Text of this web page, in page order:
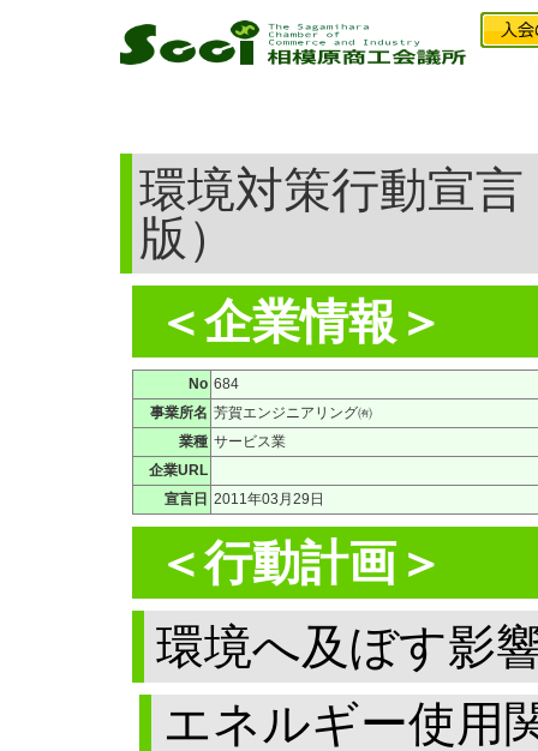
環境対策行動宣
版）
＜企業情報＞
No 684
事業所名 芳賀エンジニアリング㈲
業種 サービス業
企業URL
宣言日 2011年03月29日
＜行動計画＞
環境へ及ぼす影
エネルギー使用